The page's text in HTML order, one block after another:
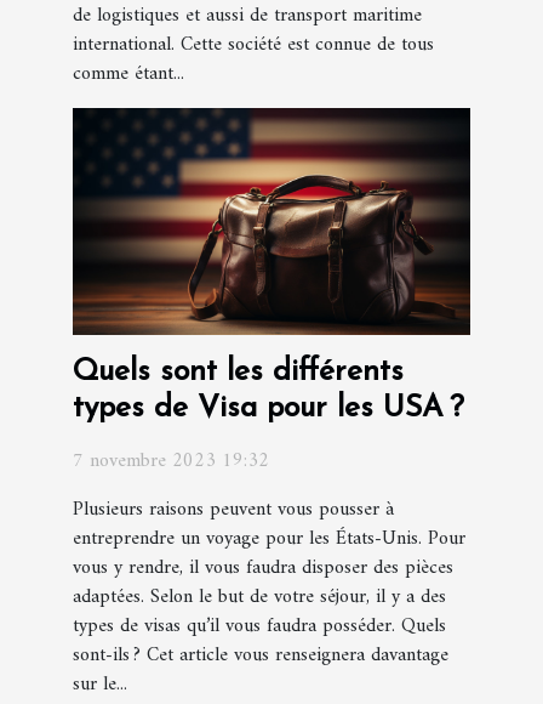
de logistiques et aussi de transport maritime
international. Cette société est connue de tous
comme étant...
Quels sont les différents
types de Visa pour les USA ?
7 novembre 2023 19:32
Plusieurs raisons peuvent vous pousser à
entreprendre un voyage pour les États-Unis. Pour
vous y rendre, il vous faudra disposer des pièces
adaptées. Selon le but de votre séjour, il y a des
types de visas qu’il vous faudra posséder. Quels
sont-ils ? Cet article vous renseignera davantage
sur le...